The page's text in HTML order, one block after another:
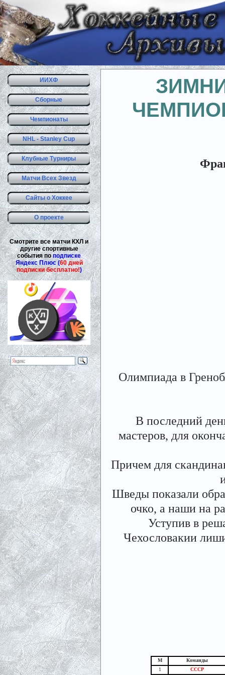
ИИХФ
Сборные
Чемпионаты
NHL - Stanley Cup
Клубные Турниры
Матчи Всех Звезд
Сайты о Хоккее
О проекте
Смотрите все матчи КХЛ и
другие спортивные
события поподписке
Яндекс Плюс (60 дней
подписки бесплатно!)
Олимпиада в
В последний
мастеров, для
Причем для
Шведы показали
очко, а наши на
Уступив в
Чехословакии
М
Команды
1
СССР